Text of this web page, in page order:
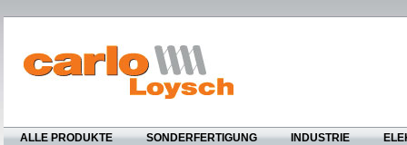
ALLE PRODUKTE SONDERFERTIGUNG INDUSTRIE